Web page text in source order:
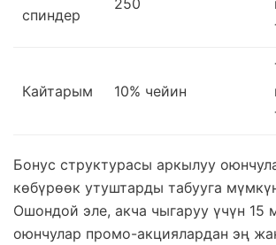
спиндер
250
Кайтарым 10% чейин
Бонус структурасы аркылуу
көбүрөөк утуштарды табууга
Ошондой эле, акча чыгаруу үчүн 15
оюнчулар промо-акциялардан эң